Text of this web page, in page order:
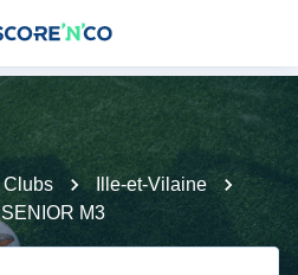
Clubs
Ille-et-Vilaine
SENIOR M3